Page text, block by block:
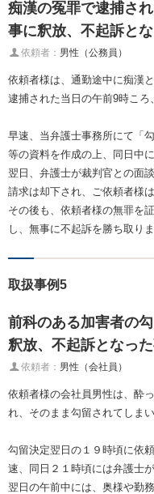
痴漢の冤罪で逮捕さ
事に釈放、不起訴と
依頼者： 男性（公務員）
依頼者様は、通勤途中に痴漢
逮捕された当日の午前9時ころ
早速、当弁護士事務所にて「
等の資料を作成の上、同日中
翌日、弁護士が裁判官との面
請求は却下され、ご依頼者様
その後も、依頼者様の無罪を
し、無事に不起訴を勝ち取りま
取扱事例5
前科のある加害者の
釈放、不起訴となっ
依頼者： 男性（会社員）
依頼者様の会社員男性は、酔
れ、そのまま勾留されてしまい
勾留決定翌日の１９時頃に依
速、同日２１時頃には弁護士
翌日の午前中には、奥様や勤